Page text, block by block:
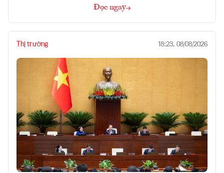
Đọc ngay
Thị trường 18:23, 08/08/2026